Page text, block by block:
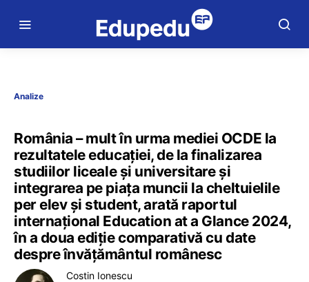
Analize
România – mult în urma mediei OCDE la
rezultatele educației, de la finalizarea
studiilor liceale și universitare și
integrarea pe piața muncii la cheltuielile
per elev și student, arată raportul
internațional Education at a Glance 2024,
în a doua ediție comparativă cu date
despre învățământul românesc
Costin Ionescu